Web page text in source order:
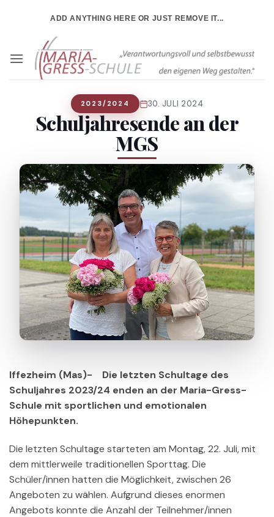
ADD ANYTHING HERE OR JUST REMOVE IT...
2023/2024 30. JULI 2024
Schuljahresende an der
MGS
Iffezheim (Mas)- Die letzten Schultage des
Schuljahres 2023/24 enden an der Maria-Gress-
Schule mit sportlichen und emotionalen
Höhepunkten.
Die letzten Schultage starteten am Montag, 22. Juli, mit
dem mittlerweile traditionellen Sporttag. Die
Schüler/innen hatten die Möglichkeit, zwischen 26
Angeboten zu wählen. Aufgrund dieses enormen
Angebots konnte die Anzahl der Teilnehmer/innen